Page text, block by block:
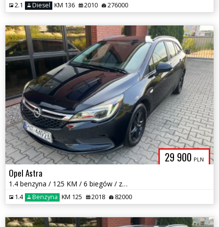
2.1 Diesel KM 136 2010 276000
29 900 PLN
Opel Astra
1.4 benzyna / 125 KM / 6 biegów / zarej w PL / zadbany / zamiana
1.4 Benzyna KM 125 2018 82000